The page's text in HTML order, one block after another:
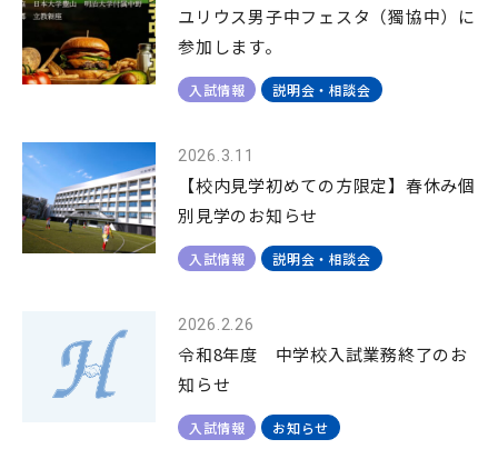
ユリウス男子中フェスタ（獨協中）に
参加します。
入試情報 説明会・相談会
2026.3.11
【校内見学初めての方限定】春休み個
別見学のお知らせ
入試情報 説明会・相談会
2026.2.26
令和8年度 中学校入試業務終了のお
知らせ
入試情報 お知らせ